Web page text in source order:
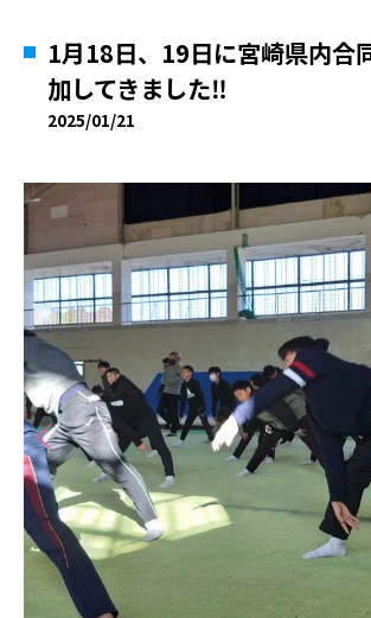
1月18日、19日に宮崎県内合
加してきました‼️
2025/01/21